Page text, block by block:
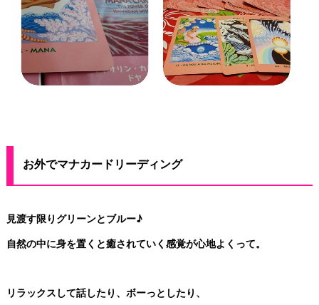
お外でマナカードリーディング
見渡す限りグリーンとブルー♪
自然の中に身を置くと癒されていく感覚が心地よくって。
リラックスして話したり、ボーっとしたり、